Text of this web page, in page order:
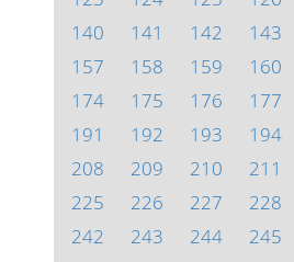
140
141 142 143
157
158 159 160
174
175 176 177
191
192 193 194
208
209 210 211
225
226 227 228
242
243 244 245